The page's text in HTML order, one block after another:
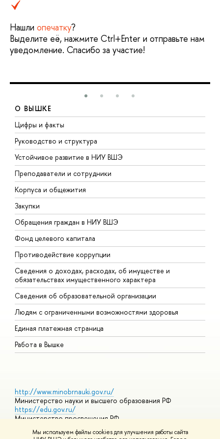
Мы используем файлы cookies для улучшения работы сайта
Нашли опечатку?
Выделите её, нажмите Ctrl+Enter и отправьте нам
уведомление. Спасибо за участие!
О ВЫШКЕ
Цифры и факты
Руководство и структура
Устойчивое развитие в НИУ ВШЭ
Преподаватели и сотрудники
Корпуса и общежития
Закупки
Обращения граждан в НИУ ВШЭ
Фонд целевого капитала
Противодействие коррупции
Сведения о доходах, расходах, об имуществе и
обязательствах имущественного характера
Сведения об образовательной организации
Людям с ограниченными возможностями здоровья
Единая платежная страница
Работа в Вышке
http://www.minobrnauki.gov.ru/
Министерство науки и высшего образования РФ
https://edu.gov.ru/
Министерство просвещения РФ
Массовые открытые онлайн-курсы